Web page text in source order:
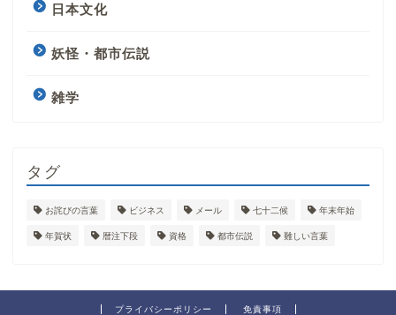
日本文化
妖怪・都市伝説
雑学
タグ
お詫びの言葉 ビジネス メール 七十二候 年末年始
年賀状 暦注下段 資格 都市伝説 難しい言葉
プライバシーポリシー 免責事項